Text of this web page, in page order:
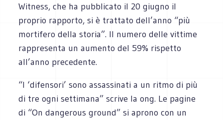
Witness, che ha pubblicato il 20 giugno il
proprio rapporto, si è trattato dell’anno “più
mortifero della storia”. Il numero delle vittime
rappresenta un aumento del 59% rispetto
all’anno precedente.
“I ‘difensori’ sono assassinati a un ritmo di più
di tre ogni settimana” scrive la ong. Le pagine
di “On dangerous ground” si aprono con un